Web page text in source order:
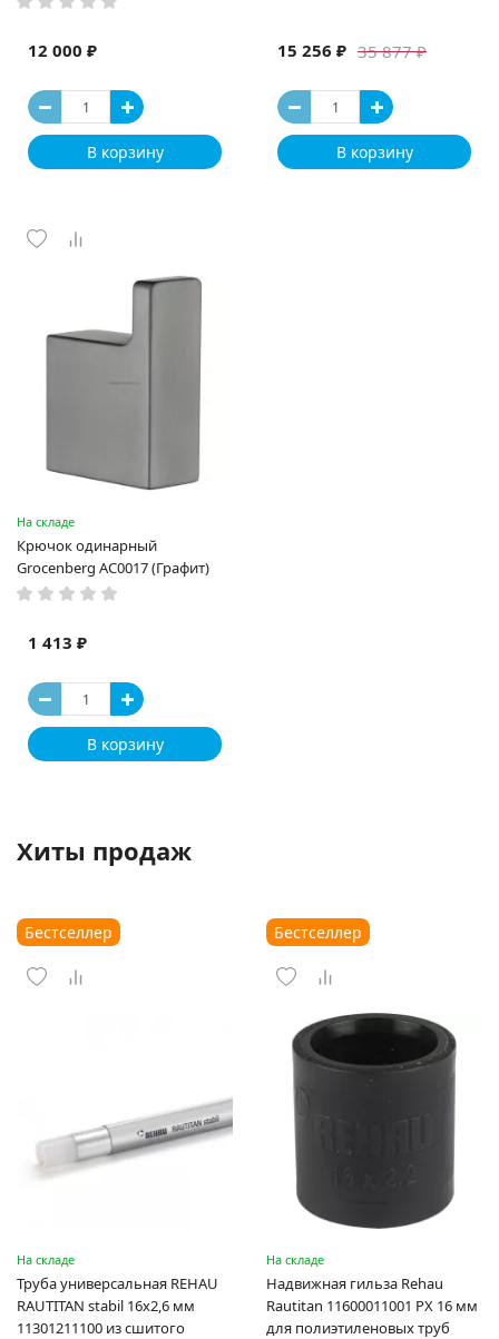
12 000 ₽
В корзину
35 877 ₽
15 256 ₽
В корзину
На складе
Крючок одинарный
Grocenberg AC0017 (Графит)
1 413 ₽
В корзину
Хиты продаж
Бестселлер
На складе
Труба универсальная REHAU
RAUTITAN stabil 16х2,6 мм
11301211100 из сшитого
Бестселлер
На складе
Надвижная гильза Rehau
Rautitan 11600011001 PX 16 мм
для полиэтиленовых труб